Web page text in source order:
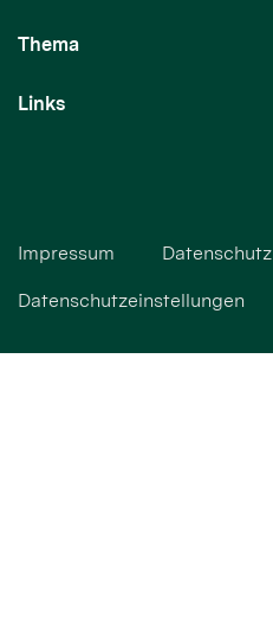
Thema
Links
Impressum Datenschutz
Datenschutzeinstellungen